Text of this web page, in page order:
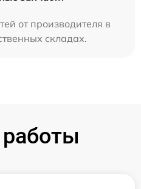
от производителя в
складах.